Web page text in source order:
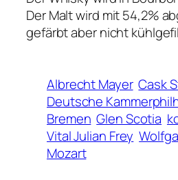
Der Malt wird mit 54,2%
gefärbt aber nicht
Albrecht Mayer Cask
Deutsche
Bremen Glen Scotia
Vital Julian Frey
Mozart